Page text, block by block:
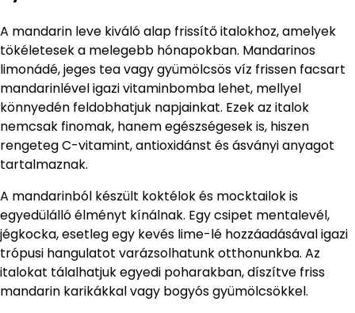
A mandarin leve kiváló alap frissítő italokhoz, amelyek
tökéletesek a melegebb hónapokban. Mandarinos
limonádé, jeges tea vagy gyümölcsös víz frissen facsart
mandarinlével igazi vitaminbomba lehet, mellyel
könnyedén feldobhatjuk napjainkat. Ezek az italok
nemcsak finomak, hanem egészségesek is, hiszen
rengeteg C-vitamint, antioxidánst és ásványi anyagot
tartalmaznak.
A mandarinból készült koktélok és mocktailok is
egyedülálló élményt kínálnak. Egy csipet mentalevél,
jégkocka, esetleg egy kevés lime-lé hozzáadásával igazi
trópusi hangulatot varázsolhatunk otthonunkba. Az
italokat tálalhatjuk egyedi poharakban, díszítve friss
mandarin karikákkal vagy bogyós gyümölcsökkel.